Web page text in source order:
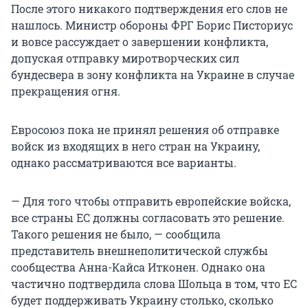
После этого никакого подтверждения его слов не
нашлось. Министр обороны ФРГ Борис Писториус
и вовсе рассуждает о завершении конфликта,
допуская отправку миротворческих сил
бундесвера в зону конфликта на Украине в случае
прекращения огня.
Евросоюз пока не принял решения об отправке
войск из входящих в него стран на Украину,
однако рассматриваются все варианты.
— Для того чтобы отправить европейские войска,
все страны ЕС должны согласовать это решение.
Такого решения не было, — сообщила
представитель внешнеполитической службы
сообщества Анна-Кайса Итконен. Однако она
частично подтвердила слова Шольца в том, что ЕС
будет поддерживать Украину столько, сколько